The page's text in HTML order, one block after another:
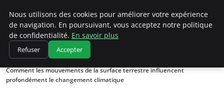
Climatedebtagents
Accueil
Changements climatiques
Comment les mouvements de la surface terrestre influencent
profondément le changement climatique
Nous utilisons des cookies pour améliorer votre expérience
de navigation. En poursuivant, vous acceptez notre politique
de confidentialité. En savoir plus
Refuser Accepter